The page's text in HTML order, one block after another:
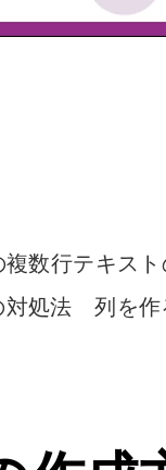
数行テキス
処法 列を